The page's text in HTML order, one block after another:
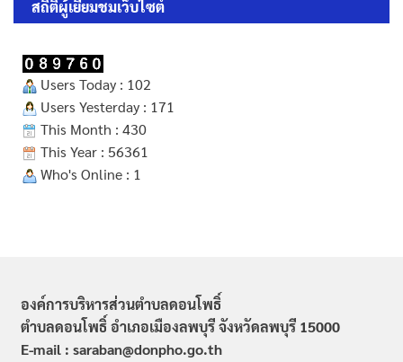
สถิติผู้เยี่ยมชมเว็บไซต์
Users Today : 102
Users Yesterday : 171
This Month : 430
This Year : 56361
Who's Online : 1
องค์การบริหารส่วนตำบลดอนโพธิ์
ตำบลดอนโพธิ์ อำเภอเมืองลพบุรี จังหวัดลพบุรี 15000
E-mail : saraban@donpho.go.th